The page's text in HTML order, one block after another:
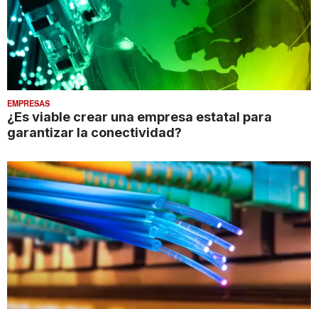
EMPRESAS
¿Es viable crear una empresa estatal para
garantizar la conectividad?